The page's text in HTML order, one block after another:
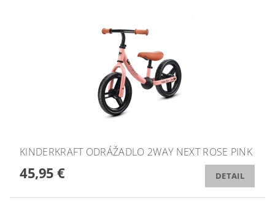
KINDERKRAFT ODRÁŽADLO 2WAY NEXT ROSE PINK
45,95 € DETAIL